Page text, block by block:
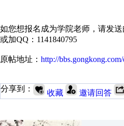
如您想报名成为学院老师，请发送
或加QQ：1141840795
原帖地址： http://
分享到： 收藏 邀请回答